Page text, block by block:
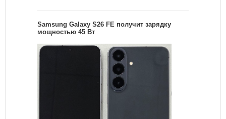
Samsung Galaxy S26 FE получит зарядку
мощностью 45 Вт